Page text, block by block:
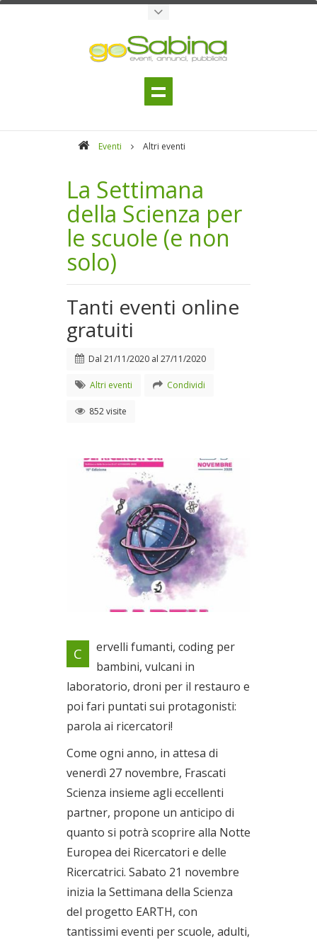
Eventi Altri eventi
La Settimana
della Scienza per
le scuole (e non
solo)
Tanti eventi online
gratuiti
Dal 21/11/2020 al 27/11/2020
Altri eventi Condividi
852 visite
Tanti eventi online gratuiti
Dal 21/11/2020 al
27/11/2020
C
ervelli fumanti, coding per
bambini, vulcani in
laboratorio, droni per il restauro e
poi fari puntati sui protagonisti:
parola ai ricercatori!
Come ogni anno, in attesa di
venerdì 27 novembre, Frascati
Scienza insieme agli eccellenti
partner, propone un anticipo di
quanto si potrà scoprire alla Notte
Europea dei Ricercatori e delle
Ricercatrici. Sabato 21 novembre
inizia la Settimana della Scienza
del progetto EARTH, con
tantissimi eventi per scuole, adulti,